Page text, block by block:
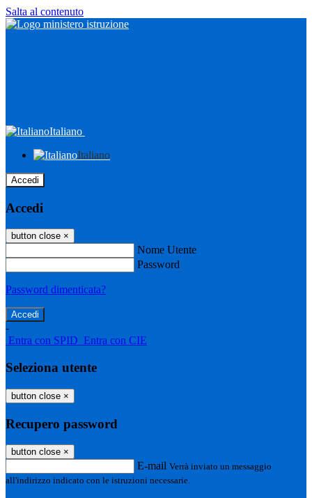
Salta al contenuto
Italiano
Italiano
Accedi
Accedi
button close ×
Nome Utente
Password
Password dimenticata?
-
Entra con SPID Entra con CIE
Seleziona utente
button close ×
Recupero password
button close ×
E-mail Verrà inviato un messaggio
all'indirizzo indicato con le istruzioni necessarie.